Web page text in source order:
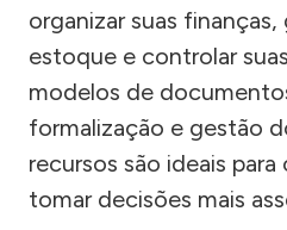
organizar suas finanças,
estoque e controlar
modelos de
formalização e gestão
recursos são ideais
tomar decisões mais